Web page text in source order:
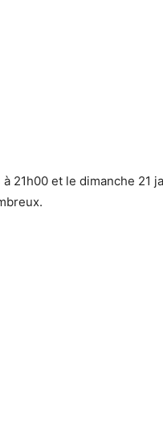
21h00 et le dimanche 21